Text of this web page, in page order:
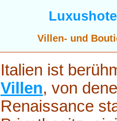
Villen- und
Italien ist
Villen, von
Renaissance